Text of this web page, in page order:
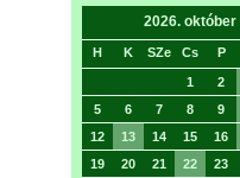
2026. október
H K SZe Cs P
1 2
5
6 7 8 9
12
13 14 15 16
19
20 21 22 23